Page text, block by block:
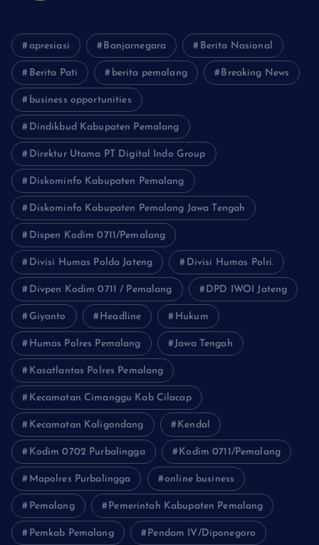
apresiasi Banjarnegara Berita Nasional
Berita Pati berita pemalang Breaking News
business opportunities
Dindikbud Kabupaten Pemalang
Direktur Utama PT Digital Indo Group
Diskominfo Kabupaten Pemalang
Diskominfo Kabupaten Pemalang Jawa Tengah
Dispen Kodim 0711/Pemalang
Divisi Humas Polda Jateng Divisi Humas Polri.
Divpen Kodim 0711 / Pemalang DPD IWOI Jateng
Giyanto Headline Hukum
Humas Polres Pemalang Jawa Tengah
Kasatlantas Polres Pemalang
Kecamatan Cimanggu Kab Cilacap
Kecamatan Kaligondang Kendal
Kodim 0702 Purbalingga Kodim 0711/Pemalang
Mapolres Purbalingga online business
Pemalang Pemerintah Kabupaten Pemalang
Pemkab Pemalang Pendam IV/Diponegoro